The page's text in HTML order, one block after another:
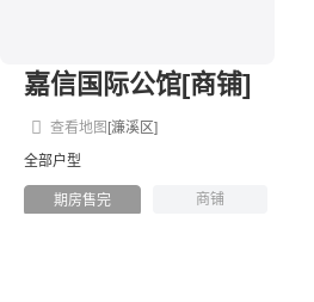
嘉信国际公馆[商铺]
[濂溪区]
查看地图
全部户型
期房售完 商铺